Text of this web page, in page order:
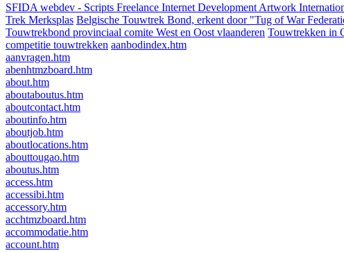
SFIDA webdev - Scripts Freelance Internet Development Artwork
Trek Merksplas Belgische Touwtrek Bond, erkent door "Tug of War
Touwtrekbond provinciaal comite West en Oost vlaanderen Touwtrekken in
competitie touwtrekken aanbodindex.htm
aanvragen.htm
abenhtmzboard.htm
about.htm
aboutaboutus.htm
aboutcontact.htm
aboutinfo.htm
aboutjob.htm
aboutlocations.htm
abouttougao.htm
aboutus.htm
access.htm
accessibi.htm
accessory.htm
acchtmzboard.htm
accommodatie.htm
account.htm